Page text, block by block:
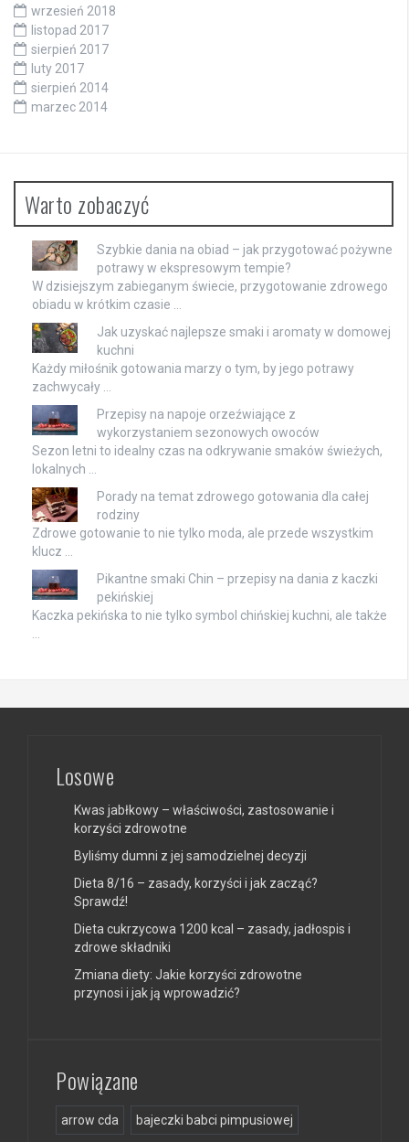
wrzesień 2018
listopad 2017
sierpień 2017
luty 2017
sierpień 2014
marzec 2014
Warto zobaczyć
Szybkie dania na obiad – jak przygotować pożywne
potrawy w ekspresowym tempie?
W dzisiejszym zabieganym świecie, przygotowanie zdrowego
obiadu w krótkim czasie …
Jak uzyskać najlepsze smaki i aromaty w domowej
kuchni
Każdy miłośnik gotowania marzy o tym, by jego potrawy
zachwycały …
Przepisy na napoje orzeźwiające z
wykorzystaniem sezonowych owoców
Sezon letni to idealny czas na odkrywanie smaków świeżych,
lokalnych …
Porady na temat zdrowego gotowania dla całej
rodziny
Zdrowe gotowanie to nie tylko moda, ale przede wszystkim
klucz …
Pikantne smaki Chin – przepisy na dania z kaczki
pekińskiej
Kaczka pekińska to nie tylko symbol chińskiej kuchni, ale także
Losowe
Kwas jabłkowy – właściwości, zastosowanie i
korzyści zdrowotne
Byliśmy dumni z jej samodzielnej decyzji
Dieta 8/16 – zasady, korzyści i jak zacząć?
Sprawdź!
Dieta cukrzycowa 1200 kcal – zasady, jadłospis i
zdrowe składniki
Zmiana diety: Jakie korzyści zdrowotne
przynosi i jak ją wprowadzić?
Powiązane
arrow cda bajeczki babci pimpusiowej